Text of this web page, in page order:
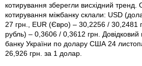
котирування зберегли висхідний тренд.
котирування міжбанку склали: USD
27 грн., EUR (Євро) – 30,2256 / 30,2481
рубль) – 0,3606 / 0,3612 грн. Довідковий
банку України по долару США 24
26,926 грн. за 1 долар.